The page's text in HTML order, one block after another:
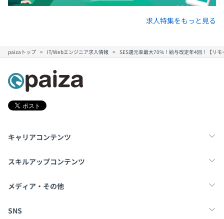
求人特集をもっと見る
paizaトップ IT/Webエンジニア求人情報 SES還元率最大70%！給与改定年4回！【リ
キャリアコンテンツ
転職・キャリア
スキルアップコンテンツ
学習
メディア・その他
Tech Team Journal
SNS